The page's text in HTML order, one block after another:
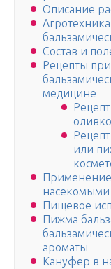
Описание
Состав и
Рецепты
медицине
или
Применение
Пищевое
Пижма
ароматы
Кануфер в